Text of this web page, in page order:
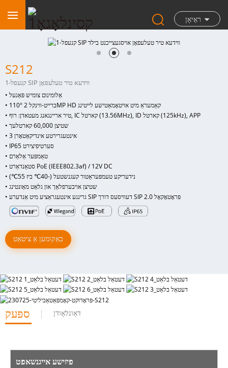
ראַיאָן
S212
1-קנעפל SIP ווידעא טיר טעלעפאָן
• אַלומינום צומיש פּאַנעל
• 110° ברייט-ווינקל 2MP HD קאַמעראַ מיט אויטאָמאַטישע לייטינג
• טיר אריינגאנג מעטאדן: רוף, IC קארטל (13.56MHz), ID קארטל (125kHz), APP
• שטיצן 60,000 קארטלעך
• 3 אינטעגרירטע אינדיקאַטאָרן
• IP65 סערטיפיצירט
• טאַמפּער אַלאַרם
• סטאַנדאַרט PoE (IEEE802.3af) / 12V DC
• נידעריקע טעמפּעראַטור קעגנשטעל (-40℃ ביז 55℃)
• שטיצן אויבערפלאַך און גלאַט מאַונטינג
• גרינגע אינטעגראַציע מיט אַנדערע SIP דעוויסעס דורך SIP 2.0 פּראָטאָקאָל
באַקומען אַ ציטאַט
ספּעק דאַונלאָודן
פיזישע אייגנשאפט